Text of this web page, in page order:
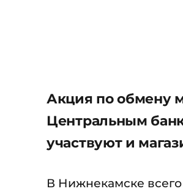
Акция по обмену
Центральным
участвуют и
В Нижнекамске